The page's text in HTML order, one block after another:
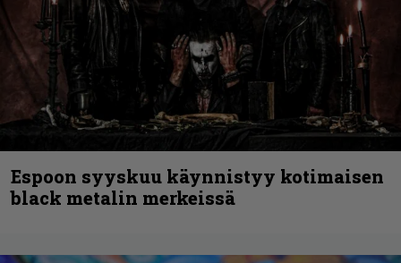
Espoon syyskuu käynnistyy kotimaisen
black metalin merkeissä